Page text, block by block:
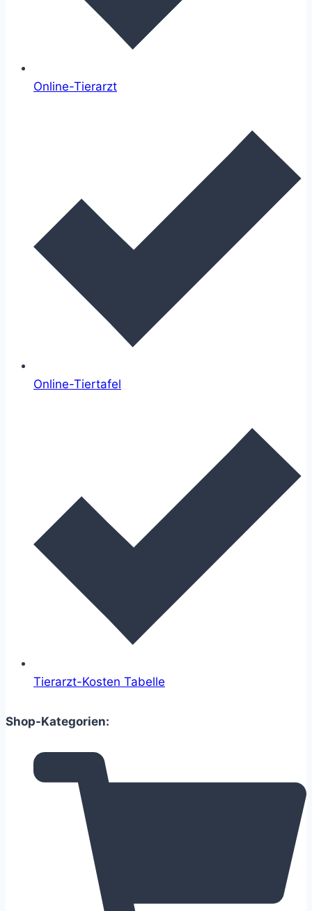
Online-Tierarzt
Online-Tiertafel
Tierarzt-Kosten Tabelle
Shop-Kategorien: